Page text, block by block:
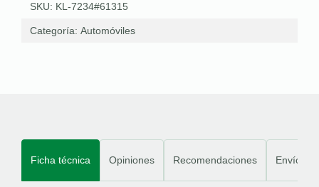
SKU: KL-7234#61315
Categoría: Automóviles
Ficha técnica Opiniones Recomendaciones Envíos